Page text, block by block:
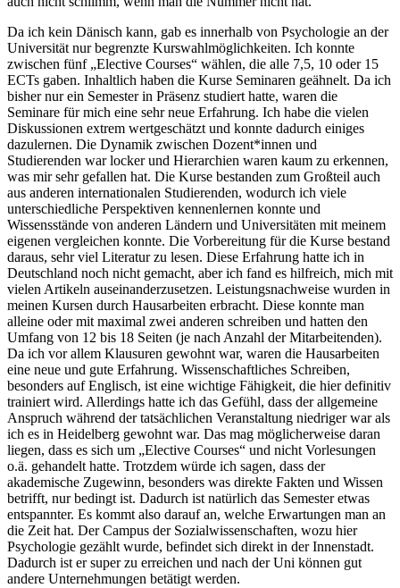
Da ich kein Dänisch kann, gab es innerhalb von Psychologie an der
Universität nur begrenzte Kurswahlmöglichkeiten. Ich konnte
zwischen fünf „Elective Courses“ wählen, die alle 7,5, 10 oder 15
ECTs gaben. Inhaltlich haben die Kurse Seminaren geähnelt. Da ich
bisher nur ein Semester in Präsenz studiert hatte, waren die
Seminare für mich eine sehr neue Erfahrung. Ich habe die vielen
Diskussionen extrem wertgeschätzt und konnte dadurch einiges
dazulernen. Die Dynamik zwischen Dozent*innen und
Studierenden war locker und Hierarchien waren kaum zu erkennen,
was mir sehr gefallen hat. Die Kurse bestanden zum Großteil auch
aus anderen internationalen Studierenden, wodurch ich viele
unterschiedliche Perspektiven kennenlernen konnte und
Wissensstände von anderen Ländern und Universitäten mit meinem
eigenen vergleichen konnte. Die Vorbereitung für die Kurse bestand
daraus, sehr viel Literatur zu lesen. Diese Erfahrung hatte ich in
Deutschland noch nicht gemacht, aber ich fand es hilfreich, mich mit
vielen Artikeln auseinanderzusetzen. Leistungsnachweise wurden in
meinen Kursen durch Hausarbeiten erbracht. Diese konnte man
alleine oder mit maximal zwei anderen schreiben und hatten den
Umfang von 12 bis 18 Seiten (je nach Anzahl der Mitarbeitenden).
Da ich vor allem Klausuren gewohnt war, waren die Hausarbeiten
eine neue und gute Erfahrung. Wissenschaftliches Schreiben,
besonders auf Englisch, ist eine wichtige Fähigkeit, die hier definitiv
trainiert wird. Allerdings hatte ich das Gefühl, dass der allgemeine
Anspruch während der tatsächlichen Veranstaltung niedriger war als
ich es in Heidelberg gewohnt war. Das mag möglicherweise daran
liegen, dass es sich um „Elective Courses“ und nicht Vorlesungen
o.ä. gehandelt hatte. Trotzdem würde ich sagen, dass der
akademische Zugewinn, besonders was direkte Fakten und Wissen
betrifft, nur bedingt ist. Dadurch ist natürlich das Semester etwas
entspannter. Es kommt also darauf an, welche Erwartungen man an
die Zeit hat. Der Campus der Sozialwissenschaften, wozu hier
Psychologie gezählt wurde, befindet sich direkt in der Innenstadt.
Dadurch ist er super zu erreichen und nach der Uni können gut
andere Unternehmungen betätigt werden.